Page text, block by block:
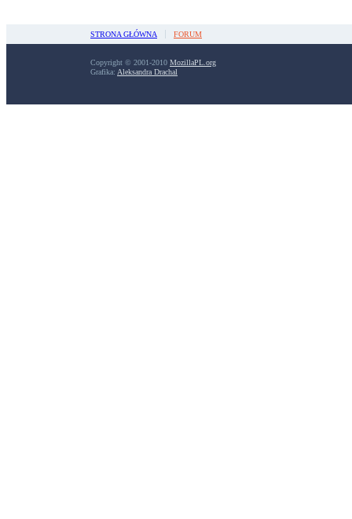
STRONA GŁÓWNA FORUM
Copyright © 2001-2010 MozillaPL.org
Grafika: Aleksandra Drachal